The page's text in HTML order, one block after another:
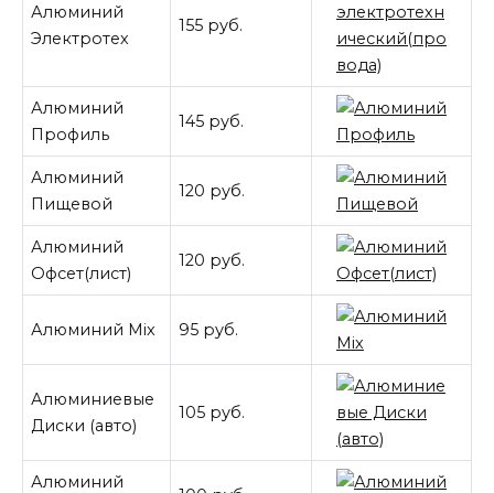
Алюминий
Электротех
155 руб.
Алюминий
Профиль
145 руб.
Алюминий
Пищевой
120 руб.
Алюминий
Офсет(лист)
120 руб.
Алюминий Mix 95 руб.
Алюминиевые
Диски (авто)
105 руб.
Алюминий